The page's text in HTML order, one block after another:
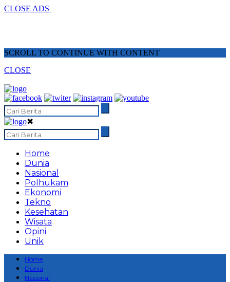
CLOSE ADS
SCROLL TO CONTINUE WITH CONTENT
CLOSE
✖
Home
Dunia
Nasional
Polhukam
Ekonomi
Tekno
Kesehatan
Wisata
Opini
Unik
Home
Dunia
Nasional